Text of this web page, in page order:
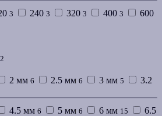
3 240 3 320 3 400 3 600
2 мм 6 2.5 мм 6 3 мм 5
3.2
4.5 мм 6 5 мм 6 6 мм 15
6.5